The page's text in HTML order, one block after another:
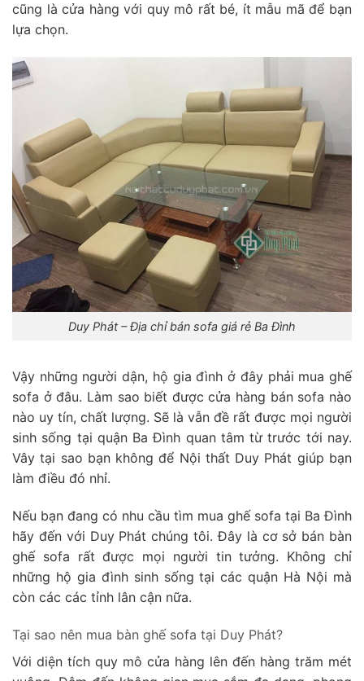
cũng là cửa hàng với quy mô rất bé, ít mẫu mã để bạn
lựa chọn.
Duy Phát – Địa chỉ bán sofa giá rẻ Ba Đình
Vậy những người dận, hộ gia đình ở đây phải mua ghế
sofa ở đâu. Làm sao biết được cửa hàng bán sofa nào
nào uy tín, chất lượng. Sẽ là vẫn đề rất được mọi người
sinh sống tại quận Ba Đình quan tâm từ trước tới nay.
Vây tại sao bạn không để Nội thất Duy Phát giúp bạn
làm điều đó nhỉ.
Nếu bạn đang có nhu cầu tìm mua ghế sofa tại Ba Đình
hãy đến với Duy Phát chúng tôi. Đây là cơ sở bán bàn
ghế sofa rất được mọi người tin tưởng. Không chỉ
những hộ gia đình sinh sống tại các quận Hà Nội mà
còn các các tỉnh lân cận nữa.
Tại sao nên mua bàn ghế sofa tại Duy Phát?
Với diện tích quy mô cửa hàng lên đến hàng trăm mét